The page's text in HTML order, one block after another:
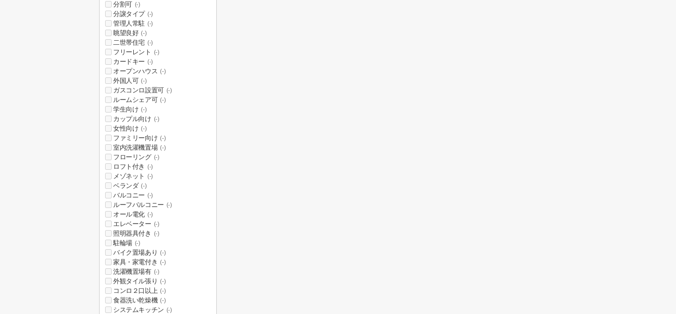
分割可 (-)
分譲タイプ (-)
管理人常駐 (-)
眺望良好 (-)
二世帯住宅 (-)
フリーレント (-)
カードキー (-)
オープンハウス (-)
外国人可 (-)
ガスコンロ設置可 (-)
ルームシェア可 (-)
学生向け (-)
カップル向け (-)
女性向け (-)
ファミリー向け (-)
室内洗濯機置場 (-)
フローリング (-)
ロフト付き (-)
メゾネット (-)
ベランダ (-)
バルコニー (-)
ルーフバルコニー (-)
オール電化 (-)
エレベーター (-)
照明器具付き (-)
駐輪場 (-)
バイク置場あり (-)
家具・家電付き (-)
洗濯機置場有 (-)
外観タイル張り (-)
コンロ２口以上 (-)
食器洗い乾燥機 (-)
システムキッチン (-)